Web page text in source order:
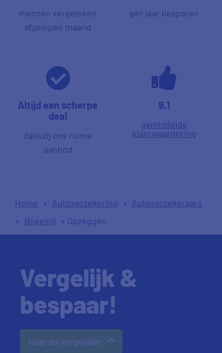
mensen vergeleken
afgelopen maand
per jaar besparen
Altijd een scherpe
deal
dankzij ons ruime
aanbod
9,1
gemiddelde
klantwaardering
Home » Autoverzekering » Autoverzekeraars
» Bovemij » Opzeggen
Vergelijk &
bespaar!
Naar de vergelijker